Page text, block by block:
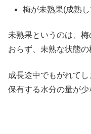
梅が未熟果(成熟
未熟果というのは、
おらず、未熟な状態の
成長途中でもがれてし
保有する水分の量が少